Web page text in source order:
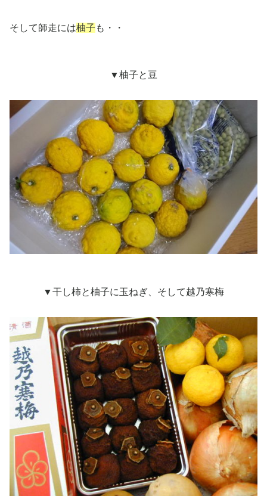
そして師走には柚子 も・・
▼柚子と豆
▼干し柿と柚子に玉ねぎ、そして越乃寒梅